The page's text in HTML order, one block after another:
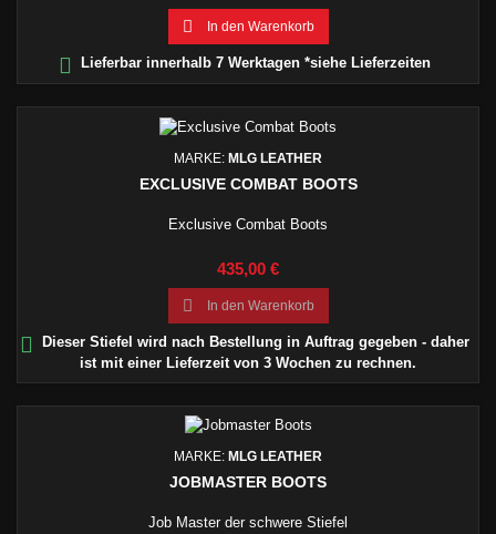
 In den Warenkorb
 Lieferbar innerhalb 7 Werktagen *siehe Lieferzeiten
MARKE: MLG LEATHER
EXCLUSIVE COMBAT BOOTS
Exclusive Combat Boots
Preis
435,00 €
 In den Warenkorb

Dieser Stiefel wird nach Bestellung in Auftrag gegeben - daher
ist mit einer Lieferzeit von 3 Wochen zu rechnen.
MARKE: MLG LEATHER
JOBMASTER BOOTS
Job Master der schwere Stiefel